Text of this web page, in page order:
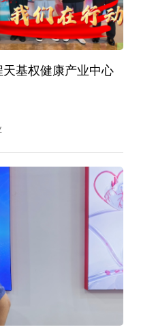
基权健康产业中心